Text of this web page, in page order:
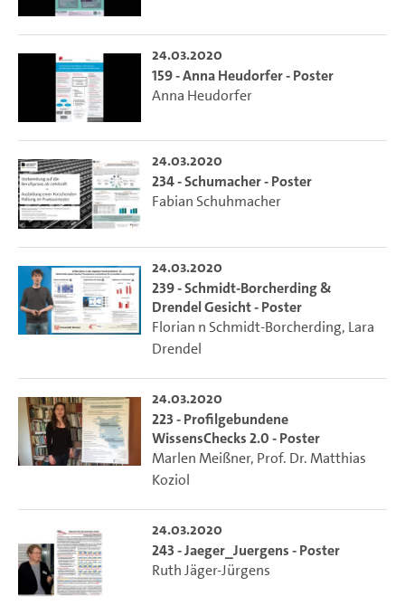
24.03.2020
159 - Anna Heudorfer - Poster
Anna Heudorfer
24.03.2020
234 - Schumacher - Poster
Fabian Schuhmacher
24.03.2020
239 - Schmidt-Borcherding &
Drendel Gesicht - Poster
Florian n Schmidt-Borcherding, Lara
Drendel
24.03.2020
223 - Profilgebundene
WissensChecks 2.0 - Poster
Marlen Meißner, Prof. Dr. Matthias
Koziol
24.03.2020
243 - Jaeger_Juergens - Poster
Ruth Jäger-Jürgens